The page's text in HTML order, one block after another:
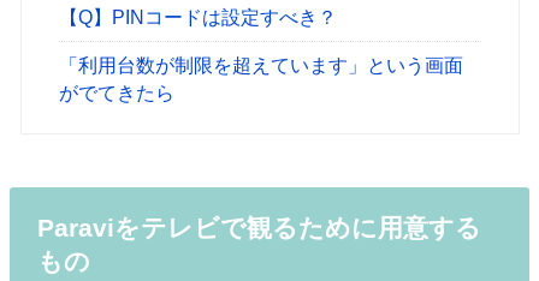
【Q】PINコードは設定すべき？
「利用台数が制限を超えています」という画面
がでてきたら
Paraviをテレビで観るために用意する
もの